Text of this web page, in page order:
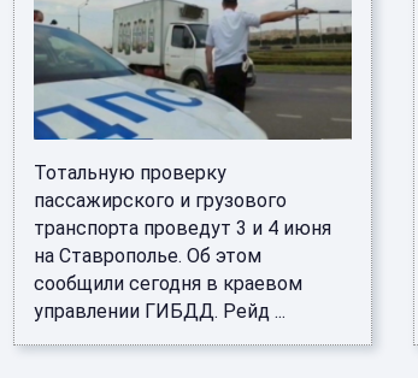
Тотальную проверку
пассажирского и грузового
транспорта проведут 3 и 4 июня
на Ставрополье. Об этом
сообщили сегодня в краевом
управлении ГИБДД. Рейд ...